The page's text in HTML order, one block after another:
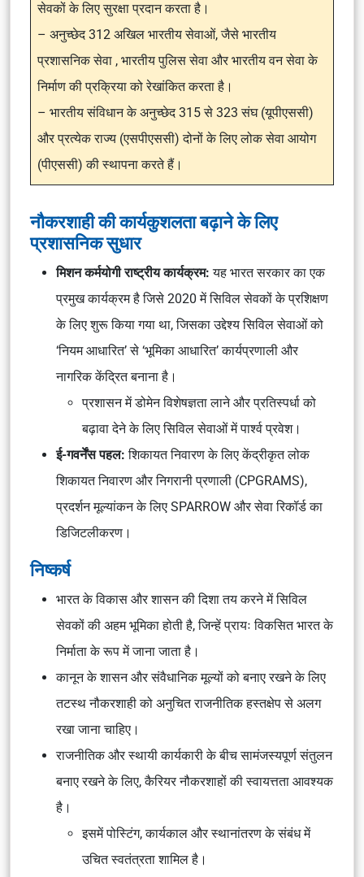
सेवकों के लिए सुरक्षा प्रदान करता है।
– अनुच्छेद 312 अखिल भारतीय सेवाओं, जैसे भारतीय
प्रशासनिक सेवा , भारतीय पुलिस सेवा और भारतीय वन सेवा के
निर्माण की प्रक्रिया को रेखांकित करता है।
– भारतीय संविधान के अनुच्छेद 315 से 323 संघ (यूपीएससी)
और प्रत्येक राज्य (एसपीएससी) दोनों के लिए लोक सेवा आयोग
(पीएससी) की स्थापना करते हैं।
नौकरशाही की कार्यकुशलता बढ़ाने के लिए
प्रशासनिक सुधार
मिशन कर्मयोगी राष्ट्रीय कार्यक्रम:यह भारत सरकार का एक
प्रमुख कार्यक्रम है जिसे 2020 में सिविल सेवकों के प्रशिक्षण
के लिए शुरू किया गया था, जिसका उद्देश्य सिविल सेवाओं को
‘नियम आधारित’ से ‘भूमिका आधारित’ कार्यप्रणाली और
नागरिक केंद्रित बनाना है।
प्रशासन में डोमेन विशेषज्ञता लाने और प्रतिस्पर्धा को
बढ़ावा देने के लिए सिविल सेवाओं में पार्श्व प्रवेश।
ई-गवर्नेंस पहल:शिकायत निवारण के लिए केंद्रीकृत लोक
शिकायत निवारण और निगरानी प्रणाली (CPGRAMS),
प्रदर्शन मूल्यांकन के लिए SPARROW और सेवा रिकॉर्ड का
डिजिटलीकरण।
निष्कर्ष
भारत के विकास और शासन की दिशा तय करने में सिविल
सेवकों की अहम भूमिका होती है, जिन्हें प्रायः विकसित भारत के
निर्माता के रूप में जाना जाता है।
कानून के शासन और संवैधानिक मूल्यों को बनाए रखने के लिए
तटस्थ नौकरशाही को अनुचित राजनीतिक हस्तक्षेप से अलग
रखा जाना चाहिए।
राजनीतिक और स्थायी कार्यकारी के बीच सामंजस्यपूर्ण संतुलन
बनाए रखने के लिए, कैरियर नौकरशाहों की स्वायत्तता आवश्यक
है।
इसमें पोस्टिंग, कार्यकाल और स्थानांतरण के संबंध में
उचित स्वतंत्रता शामिल है।